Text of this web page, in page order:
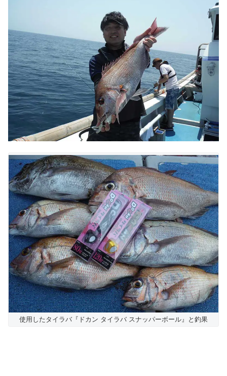
使用したタイラバ『ドカン タイラバ スナッパーボール』と釣果